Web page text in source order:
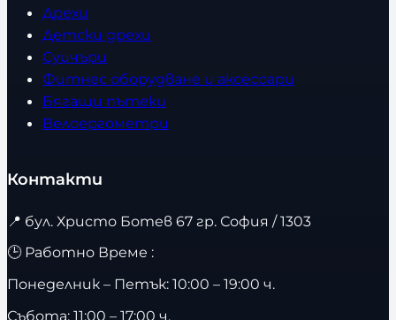
Дрехи
Детски дрехи
Суичъри
Фитнес оборудване и аксесоари
Бягащи пътеки
Велоергометри
Контакти
📍 бул. Христо Ботев 67 гр. София / 1303
🕒 Работно Време :
Понеделник – Петък: 10:00 – 19:00 ч.
Събота: 11:00 – 17:00 ч.